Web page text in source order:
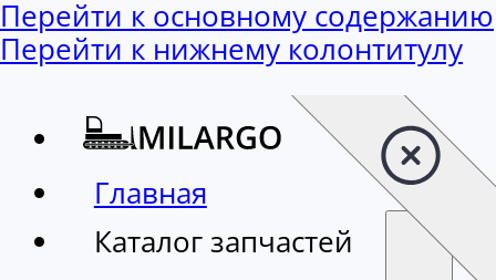
Перейти к основному содержанию
Перейти к нижнему колонтитулу
Главная
Каталог запчастей